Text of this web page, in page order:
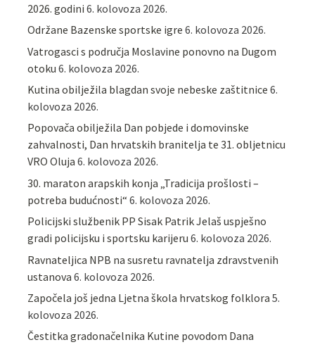
2026. godini 6. kolovoza 2026.
Održane Bazenske sportske igre 6. kolovoza 2026.
Vatrogasci s područja Moslavine ponovno na Dugom
otoku 6. kolovoza 2026.
Kutina obilježila blagdan svoje nebeske zaštitnice 6.
kolovoza 2026.
Popovača obilježila Dan pobjede i domovinske
zahvalnosti, Dan hrvatskih branitelja te 31. obljetnicu
VRO Oluja 6. kolovoza 2026.
30. maraton arapskih konja „Tradicija prošlosti –
potreba budućnosti“ 6. kolovoza 2026.
Policijski službenik PP Sisak Patrik Jelaš uspješno
gradi policijsku i sportsku karijeru 6. kolovoza 2026.
Ravnateljica NPB na susretu ravnatelja zdravstvenih
ustanova 6. kolovoza 2026.
Započela još jedna Ljetna škola hrvatskog folklora 5.
kolovoza 2026.
Čestitka gradonačelnika Kutine povodom Dana